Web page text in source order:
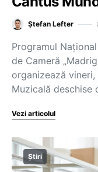
Ștefan Lefter
Programul
de Cameră
organizează
Muzicală
Vezi articolul
Știri